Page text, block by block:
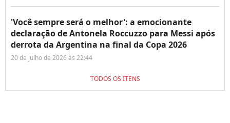
'Você sempre será o melhor': a emocionante
declaração de Antonela Roccuzzo para Messi após
derrota da Argentina na final da Copa 2026
20 de julho de 2026 às 22:44
TODOS OS ITENS